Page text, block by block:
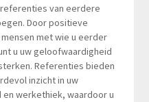
van eerdere
Door positieve
met wie u eerder
u uw geloofwaardigheid
Referenties bieden
inzicht in uw
werkethiek, waardoor u